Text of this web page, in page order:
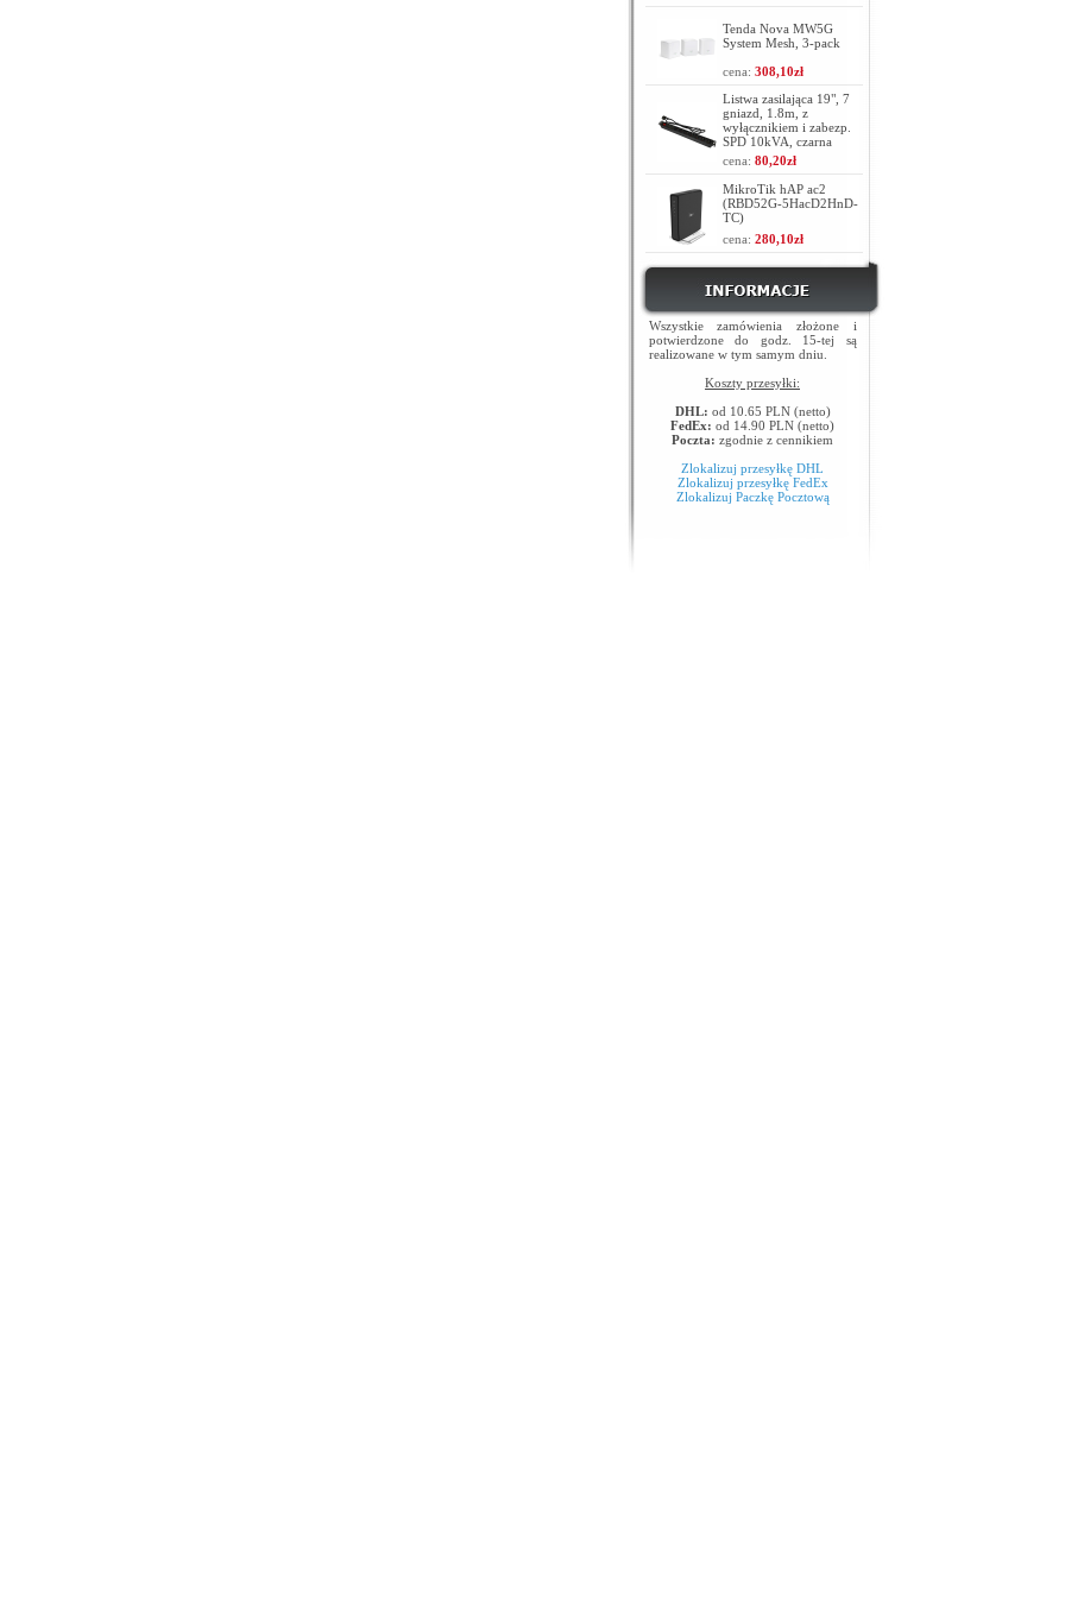
Tenda Nova MW5G
System Mesh, 3-pack
cena: 308,10zł
Listwa zasilająca 19", 7
gniazd, 1.8m, z
wyłącznikiem i zabezp.
SPD 10kVA, czarna
cena: 80,20zł
MikroTik hAP ac2
(RBD52G-5HacD2HnD-
TC)
cena: 280,10zł
Wszystkie zamówienia złożone i
potwierdzone do godz. 15-tej są
realizowane w tym samym dniu.
Koszty przesyłki:
DHL: od 10.65 PLN (netto)
FedEx: od 14.90 PLN (netto)
Poczta: zgodnie z cennikiem
Zlokalizuj przesyłkę DHL
Zlokalizuj przesyłkę FedEx
Zlokalizuj Paczkę Pocztową